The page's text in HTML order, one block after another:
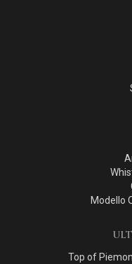
Modello
Top of